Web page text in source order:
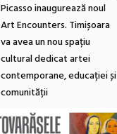
Picasso inaugurează noul
Art Encounters. Timișoara
va avea un nou spațiu
cultural dedicat artei
contemporane, educației și
comunității